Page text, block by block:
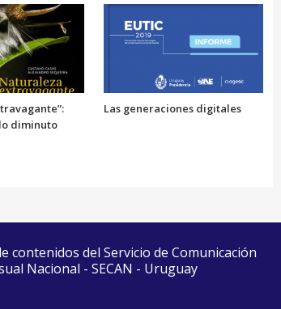
diminuto
Las generaciones digitales
contenidos del Servicio de Comunicación
Nacional - SECAN - Uruguay